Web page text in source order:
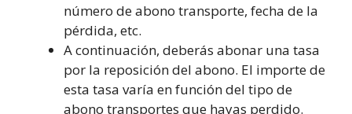
número de abono transporte, fecha de la
pérdida, etc.
A continuación, deberás abonar una tasa
por la reposición del abono. El importe de
esta tasa varía en función del tipo de
abono transportes que hayas perdido.